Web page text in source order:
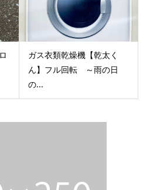
ガス衣類乾燥機【乾太く
ん】フル回転 ～雨の日
の...